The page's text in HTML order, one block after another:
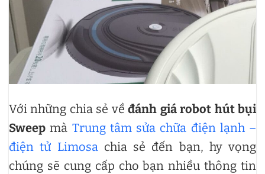
Với những chia sẻ vềđánh giá robot hút bụi
Sweep mà Trung tâm sửa chữa điện lạnh –
điện tử Limosachia sẻ đến bạn, hy vọng
chúng sẽ cung cấp cho bạn nhiều thông tin